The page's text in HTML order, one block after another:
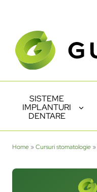
SISTEME
IMPLANTURI
DENTARE
Home »Cursuri stomatologie »